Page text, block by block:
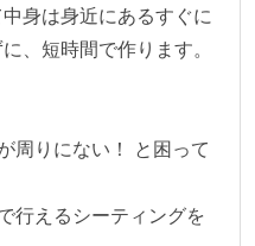
身は身近にあるすぐに
、短時間で作ります。
周りにない！ と困って
行えるシーティングを